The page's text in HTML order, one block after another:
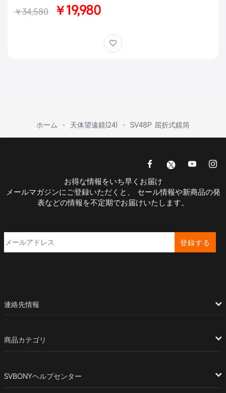
MK90特別価格キャンペーン【訳ありアウトレット × 数量
限定】
￥34,580 ￥19,980
ホーム 天体望遠鏡(24) SV48P 屈折式鏡筒
お得な情報をいち早くお届け
メールマガジンにご登録いただくと、 セール情報や新商品の発
表などの情報を不定期でお届けいたします。
登録する
連絡先情報
商品カテゴリ
SVBONYヘルプセンター